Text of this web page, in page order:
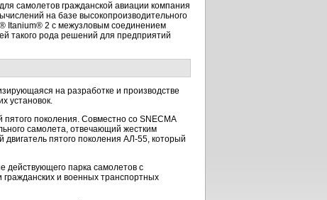
самолетов гражданской авиации компания
на базе высокопроизводительного
Itanium® 2 с межузловым соединением
такого рода решений для предприятий
на разработке и производстве
установок.
поколения. Совместно со SNECMA
самолета, отвечающий жестким
пятого поколения АЛ-55, который
действующего парка самолетов с
и военных транспортных